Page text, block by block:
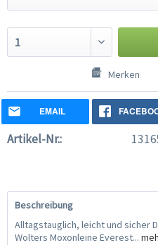
Merken
EMAIL
Artikel-Nr.:
Beschreibung
Alltagstauglich, leicht und sicher
Wolters Moxonleine Everest...